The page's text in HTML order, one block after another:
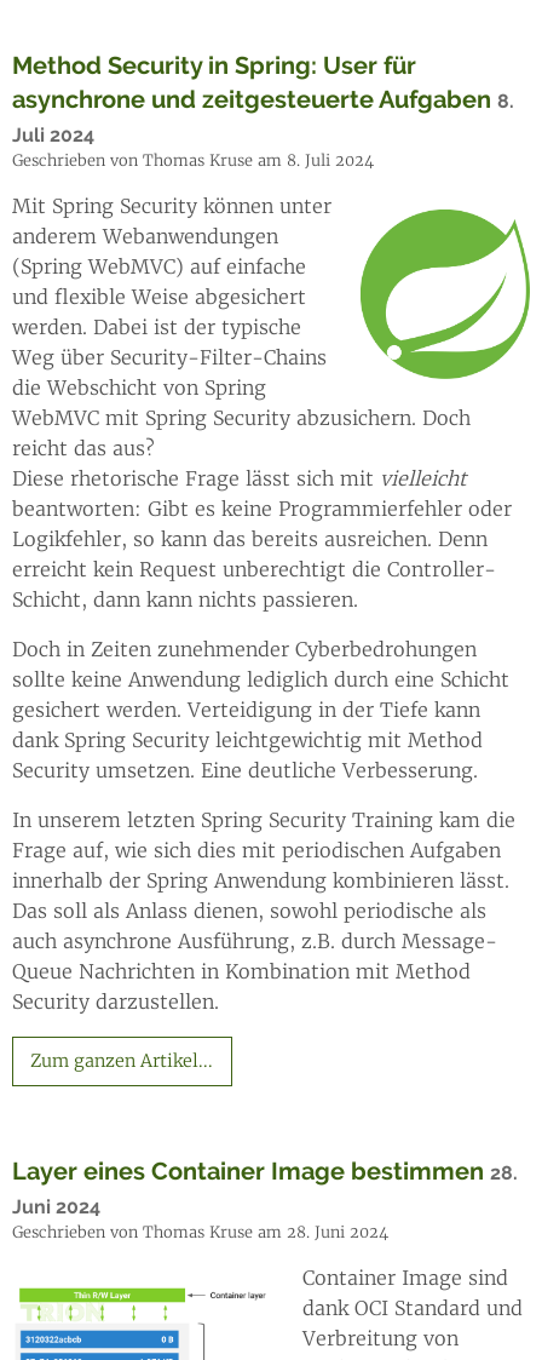
Method Security in Spring: User für
asynchrone und zeitgesteuerte Aufgaben 8.
Juli 2024
Geschrieben von Thomas Kruse am 8. Juli 2024
Mit Spring Security können unter
anderem Webanwendungen
(Spring WebMVC) auf einfache
und flexible Weise abgesichert
werden. Dabei ist der typische
Weg über Security-Filter-Chains
die Webschicht von Spring
WebMVC mit Spring Security abzusichern. Doch
reicht das aus?
Diese rhetorische Frage lässt sich mit vielleicht
beantworten: Gibt es keine Programmierfehler oder
Logikfehler, so kann das bereits ausreichen. Denn
erreicht kein Request unberechtigt die Controller-
Schicht, dann kann nichts passieren.
Doch in Zeiten zunehmender Cyberbedrohungen
sollte keine Anwendung lediglich durch eine Schicht
gesichert werden. Verteidigung in der Tiefe kann
dank Spring Security leichtgewichtig mit Method
Security umsetzen. Eine deutliche Verbesserung.
In unserem letzten Spring Security Training kam die
Frage auf, wie sich dies mit periodischen Aufgaben
innerhalb der Spring Anwendung kombinieren lässt.
Das soll als Anlass dienen, sowohl periodische als
auch asynchrone Ausführung, z.B. durch Message-
Queue Nachrichten in Kombination mit Method
Security darzustellen.
Zum ganzen Artikel...
Layer eines Container Image bestimmen 28.
Juni 2024
Geschrieben von Thomas Kruse am 28. Juni 2024
Container Image sind
dank OCI Standard und
Verbreitung von